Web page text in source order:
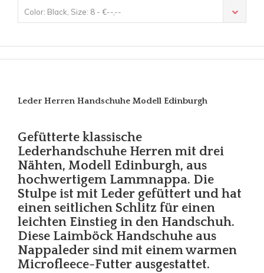
Color: Black, Size: 8 - €--,--
Leder Herren Handschuhe Modell Edinburgh
Gefütterte klassische
Lederhandschuhe Herren mit drei
Nähten, Modell Edinburgh, aus
hochwertigem Lammnappa. Die
Stulpe ist mit Leder gefüttert und hat
einen seitlichen Schlitz für einen
leichten Einstieg in den Handschuh.
Diese Laimböck Handschuhe aus
Nappaleder sind mit einem warmen
Microfleece-Futter ausgestattet.